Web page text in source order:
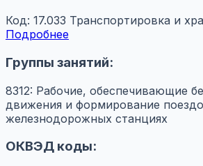
Код: 17.033 Транспортировка и
Подробнее
Группы занятий:
8312: Рабочие, обеспечивающие
движения и формирование
железнодорожных станциях
ОКВЭД коды: